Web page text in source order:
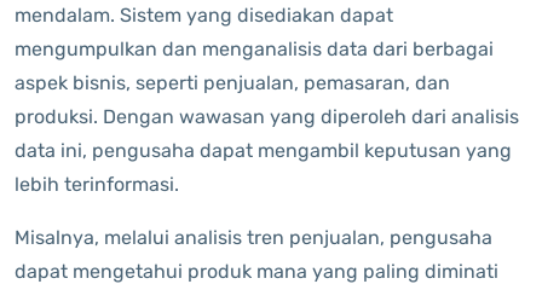
mendalam. Sistem yang disediakan dapat
mengumpulkan dan menganalisis data dari berbagai
aspek bisnis, seperti penjualan, pemasaran, dan
produksi. Dengan wawasan yang diperoleh dari analisis
data ini, pengusaha dapat mengambil keputusan yang
lebih terinformasi.
Misalnya, melalui analisis tren penjualan, pengusaha
dapat mengetahui produk mana yang paling diminati